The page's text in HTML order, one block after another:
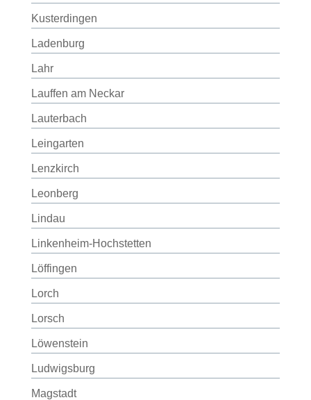
Kusterdingen
Ladenburg
Lahr
Lauffen am Neckar
Lauterbach
Leingarten
Lenzkirch
Leonberg
Lindau
Linkenheim-Hochstetten
Löffingen
Lorch
Lorsch
Löwenstein
Ludwigsburg
Magstadt